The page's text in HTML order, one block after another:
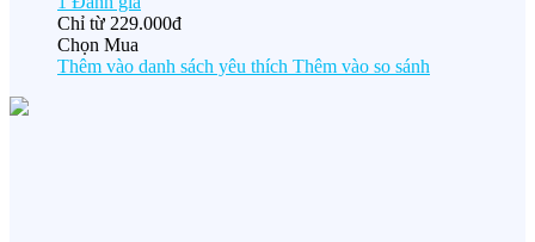
Chỉ từ 229.000đ
Chọn Mua
Thêm vào danh sách yêu thích Thêm vào so sánh